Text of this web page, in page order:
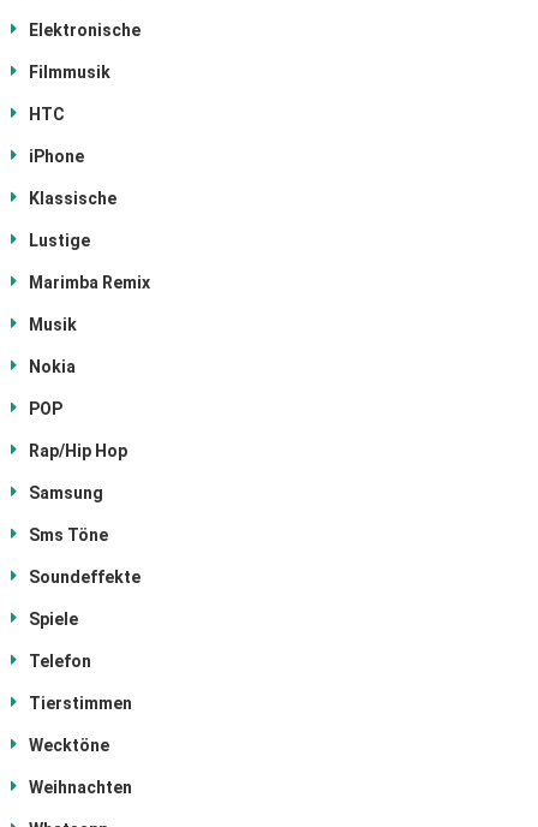
Elektronische
Filmmusik
HTC
iPhone
Klassische
Lustige
Marimba Remix
Musik
Nokia
POP
Rap/Hip Hop
Samsung
Sms Töne
Soundeffekte
Spiele
Telefon
Tierstimmen
Wecktöne
Weihnachten